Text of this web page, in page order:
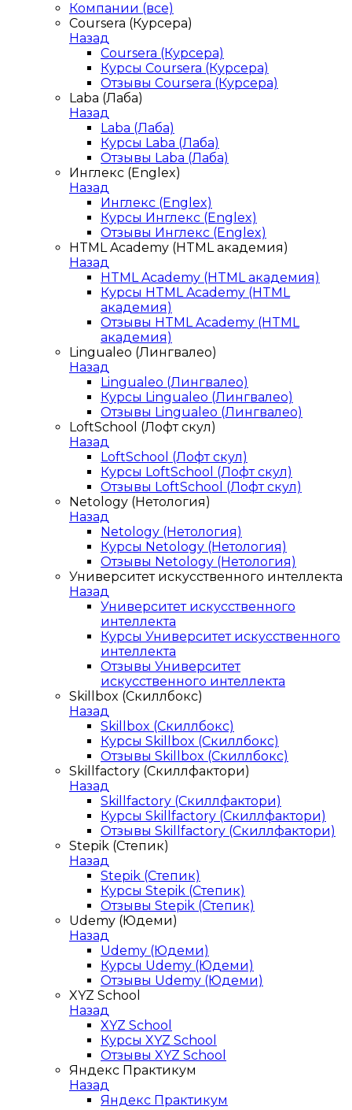
Компании (все)
Coursera (Курсера)
Назад
Coursera (Курсера)
Курсы Coursera (Курсера)
Отзывы Coursera (Курсера)
Laba (Лаба)
Назад
Laba (Лаба)
Курсы Laba (Лаба)
Отзывы Laba (Лаба)
Инглекс (Englex)
Назад
Инглекс (Englex)
Курсы Инглекс (Englex)
Отзывы Инглекс (Englex)
HTML Academy (HTML академия)
Назад
HTML Academy (HTML академия)
Курсы HTML Academy (HTML
академия)
Отзывы HTML Academy (HTML
академия)
Lingualeo (Лингвалео)
Назад
Lingualeo (Лингвалео)
Курсы Lingualeo (Лингвалео)
Отзывы Lingualeo (Лингвалео)
LoftSchool (Лофт скул)
Назад
LoftSchool (Лофт скул)
Курсы LoftSchool (Лофт скул)
Отзывы LoftSchool (Лофт скул)
Netology (Нетология)
Назад
Netology (Нетология)
Курсы Netology (Нетология)
Отзывы Netology (Нетология)
Университет искусственного интеллекта
Назад
Университет искусственного
интеллекта
Курсы Университет искусственного
интеллекта
Отзывы Университет
искусственного интеллекта
Skillbox (Скиллбокс)
Назад
Skillbox (Скиллбокс)
Курсы Skillbox (Скиллбокс)
Отзывы Skillbox (Скиллбокс)
Skillfactory (Скиллфактори)
Назад
Skillfactory (Скиллфактори)
Курсы Skillfactory (Скиллфактори)
Отзывы Skillfactory (Скиллфактори)
Stepik (Степик)
Назад
Stepik (Степик)
Курсы Stepik (Степик)
Отзывы Stepik (Степик)
Udemy (Юдеми)
Назад
Udemy (Юдеми)
Курсы Udemy (Юдеми)
Отзывы Udemy (Юдеми)
XYZ School
Назад
XYZ School
Курсы XYZ School
Отзывы XYZ School
Яндекс Практикум
Назад
Яндекс Практикум